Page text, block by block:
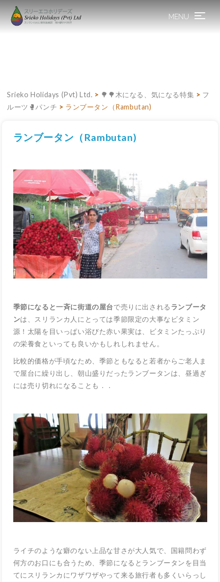
MENU Toggle
Srieko Holidays (Pvt) Ltd. > 🌳🌳木になる、気になる特集 > フ
ルーツ🥊パンチ > ランブータン（Rambutan)
ランブータン（Rambutan)
季節になると一斉に街道の屋台で売りに出される ランブータ
ンは、スリランカ人にとっては季節限定の大事なビタミン
源！太陽を目いっぱい浴びた赤い果実は、ビタミンたっぷり
の栄養食といっても良いかもしれしれません。
比較的価格が手頃なため、季節ともなると若者からご老人ま
で屋台に繰り出し、朝山盛りだったランブータンは、昼過ぎ
には売り切れになることも．．
ライチのような癖のない上品な甘さが大人気で、国籍問わず
何方のお口にも合うため、季節になるとランブータンを目当
てにスリランカにワザワザやって来る旅行者も多くいらっし